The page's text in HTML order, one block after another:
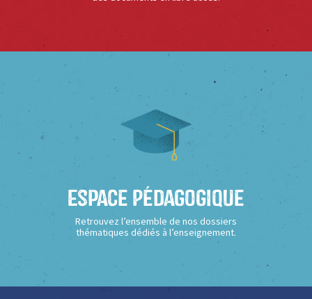
Espace Pédagogique
Retrouvez l’ensemble de nos dossiers
thématiques dédiés à l’enseignement.